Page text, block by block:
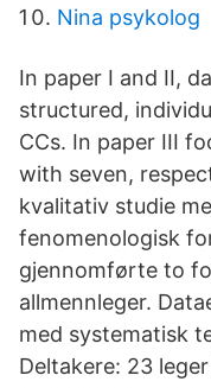
Nina psykolog
In paper I and II,
structured,
CCs. In paper III
with seven,
kvalitativ studie
fenomenologisk
gjennomførte to
allmennleger.
med systematisk
Deltakere: 23